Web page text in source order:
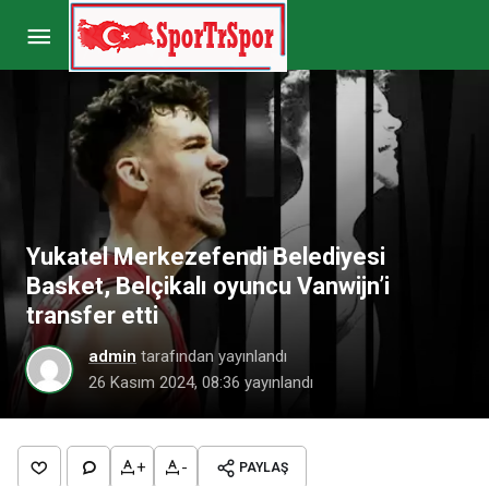
Yukatel Merkezefendi Belediyesi
Basket, Belçikalı oyuncu Vanwijn’i
transfer etti
admin tarafından yayınlandı
26 Kasım 2024, 08:36 yayınlandı
+ - PAYLAŞ
Milli basketbolcu Adem Bona, 5 saat içerisinde
iki maça çıktı
Yorum Yap Paylaş